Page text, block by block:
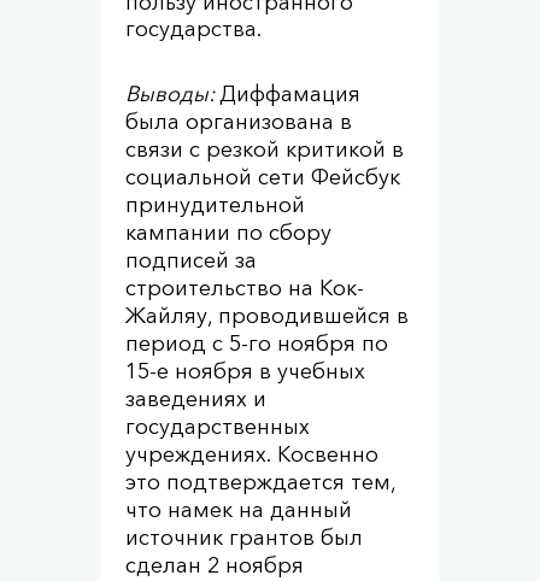
государства.
Выводы:Диффамация
была организована в
связи с резкой критикой в
социальной сети Фейсбук
принудительной
кампании по сбору
подписей за
строительство на Кок-
Жайляу, проводившейся в
период с 5-го ноября по
15-е ноября в учебных
заведениях и
государственных
учреждениях. Косвенно
это подтверждается тем,
что намек на данный
источник грантов был
сделан 2 ноября